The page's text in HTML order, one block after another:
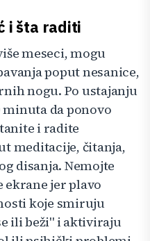
i šta raditi
meseci, mogu
poput nesanice,
nogu. Po ustajanju
minuta da ponovo
i radite
meditacije, čitanja,
disanja. Nemojte
jer plavo
koje smiruju
ili beži" i aktiviraju